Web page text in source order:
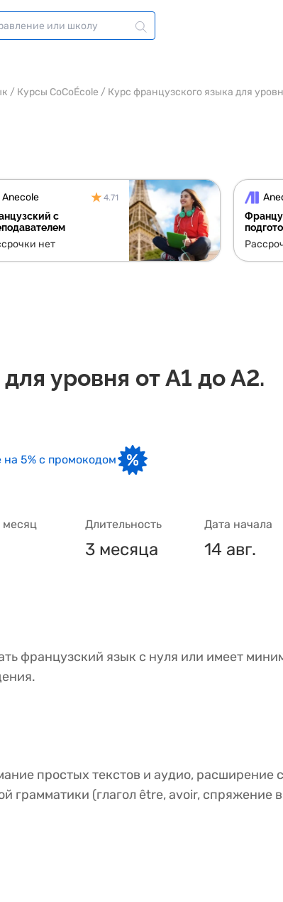
/ Курсы CoCoÉcole / Курс французского языка для
Anecole 4.71
с
нет
уровня от А1 до А2.
5% с промокодом
Длительность
3 месяца
Дата начала
14 авг.
французский язык с нуля или имеет
простых текстов и аудио, расширение
грамматики (глагол être, avoir,